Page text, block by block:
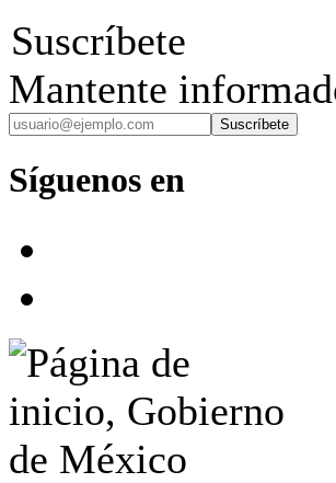
Suscríbete
Mantente
Suscríbete
Síguenos en